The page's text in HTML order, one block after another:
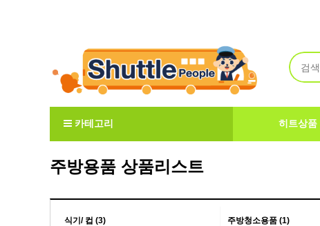
카테고리 히트상품
주방용품 상품리스트
식기/ 컵 (3) 주방청소용품 (1)